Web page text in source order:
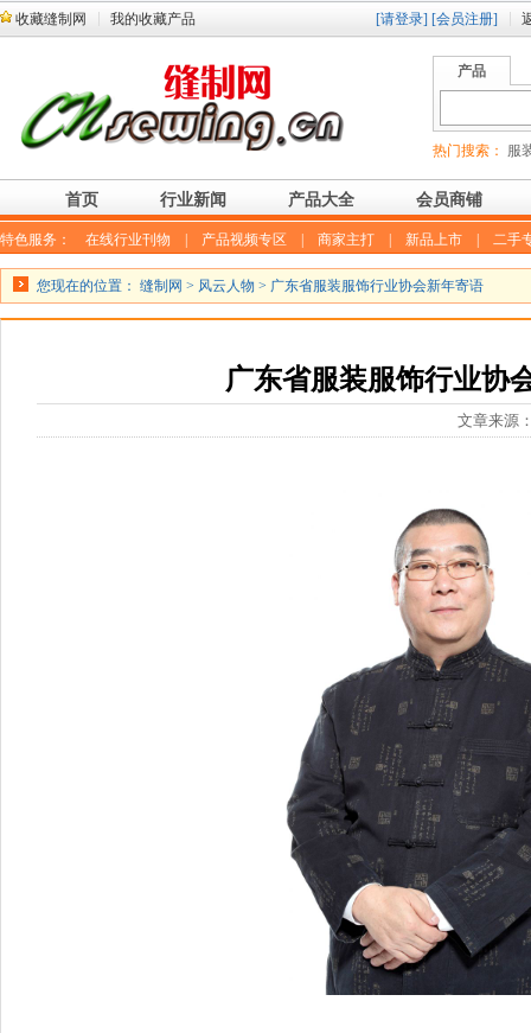
收藏缝制网 我的收藏产品 [请登录] [会员注册]
产品
热门搜索： 服
首页 行业新闻 产品大全 会员商铺
特色服务： 在线行业刊物 产品视频专区 商家主打 新品上市 二手
您现在的位置： 缝制网 > 风云人物 > 广东省服装服饰行业协会新年寄语
广东省服装服饰行业协
文章来源